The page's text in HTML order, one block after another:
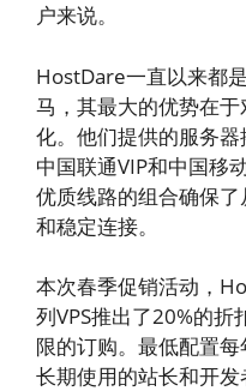
户来说。
HostDare一直以来都
马，其最大的优势在
化。他们提供的服务器
中国联通VIP和中国移
优质线路的组合确保
和稳定连接。
本次春季促销活动，
列VPS推出了20%的
限的订购。最低配置
长期使用的站长和开